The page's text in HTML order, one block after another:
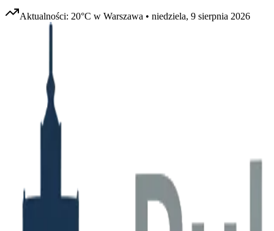
Aktualności: 20°C w Warszawa • niedziela, 9 sierpnia 2026